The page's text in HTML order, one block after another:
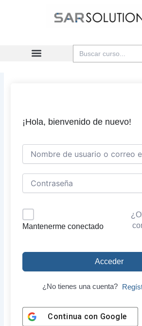
Buscar:
¡Hola, bienvenido de nuevo!
Mantenerme conectado
Acceder
¿No tienes una cuenta?
Continua con Google